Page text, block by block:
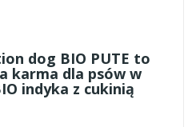
dog BIO PUTE to
karma dla psów w
indyka z cukinią